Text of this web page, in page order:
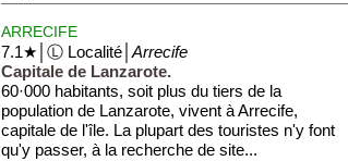
ARRECIFE
7.1★│Ⓛ Localité│Arrecife
Capitale de Lanzarote.
60·000 habitants, soit plus du tiers de la
population de Lanzarote, vivent à Arrecife,
capitale de l'île. La plupart des touristes n'y font
qu'y passer, à la recherche de site...